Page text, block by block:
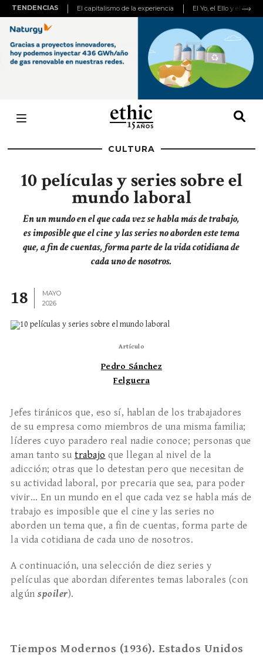
TENDENCIAS El capitalismo de la experiencia El Yo, el Ello y el
CULTURA
10 películas y series sobre el
mundo laboral
En un mundo en el que cada vez se habla más de trabajo,
es imposible que el cine y las series no aborden este tema
que, a fin de cuentas, forma parte de la vida cotidiana de
cada uno de nosotros.
18
MAYO
2026
Artículo
Pedro Sánchez
Felguera
Jefes tiránicos que, eso sí, hablan de los trabajadores
de su empresa como miembros de una misma familia;
líderes cuyo paradero real nadie conoce; personas que
aman tanto su trabajo que llegan al nivel de la
adicción; otras que lo detestan pero que necesitan de
su actividad laboral, por precaria que sea, para poder
vivir… En un mundo en el que cada vez se habla más de
trabajo es imposible que el cine y las series no
aborden un tema que, a fin de cuentas, forma parte de
la vida cotidiana de cada uno de nosotros.
A continuación, una selección de diez series y
películas que abordan diferentes temas laborales (con
algún spoiler).
Tiempos Modernos (1936). Estados Unidos